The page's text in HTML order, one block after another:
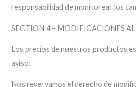
responsabilidad de monitorear los
SECTION 4 – MODIFICACIONES AL
Los precios de nuestros productos
aviso.
Nos reservamos el derecho de